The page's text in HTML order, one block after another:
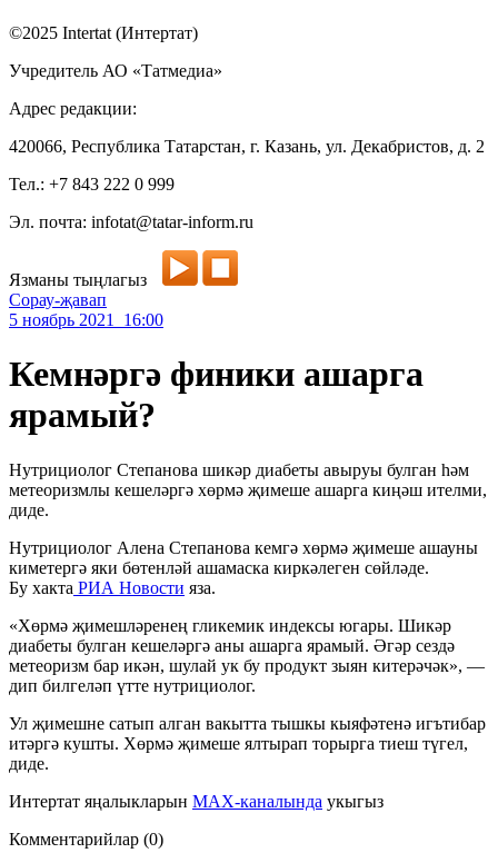
©2025 Intertat (Интертат)
Учредитель АО «Татмедиа»
Адрес редакции:
420066, Республика Татарстан, г. Казань, ул. Декабристов, д. 2
Тел.: +7 843 222 0 999
Эл. почта: infotat@tatar-inform.ru
Язманы тыңлагыз
Сорау-җавап
5 ноябрь 2021 16:00
Кемнәргә финики ашарга
ярамый?
Нутрициолог Степанова шикәр диабеты авыруы булган һәм
метеоризмлы кешеләргә хөрмә җимеше ашарга киңәш ителми,
диде.
Нутрициолог Алена Степанова кемгә хөрмә җимеше ашауны
киметергә яки бөтенләй ашамаска киркәлеген сөйләде.
Бу хакта РИА Новости яза.
«Хөрмә җимешләренең гликемик индексы югары. Шикәр
диабеты булган кешеләргә аны ашарга ярамый. Әгәр сездә
метеоризм бар икән, шулай ук бу продукт зыян китерәчәк», —
дип билгеләп үтте нутрициолог.
Ул җимешне сатып алган вакытта тышкы кыяфәтенә игътибар
итәргә кушты. Хөрмә җимеше ялтырап торырга тиеш түгел,
диде.
Интертат яңалыкларын MAX-каналында укыгыз
Комментарийлар (0)